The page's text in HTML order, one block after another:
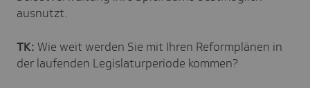
ausnutzt.
TK: Wie weit werden Sie mit Ihren Reformplänen in
der laufenden Legislaturperiode kommen?